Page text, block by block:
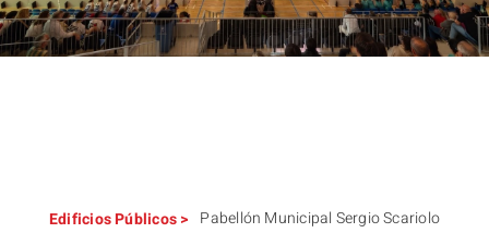
EdificiosPúblicos> Pabellón Municipal Sergio Scariolo